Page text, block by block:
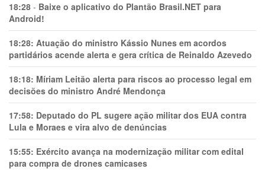
18:28 - Baixe o aplicativo do Plantão Brasil.NET para
Android!
18:28: Atuação do ministro Kássio Nunes em acordos
partidários acende alerta e gera crítica de Reinaldo Azevedo
18:18: Míriam Leitão alerta para riscos ao processo legal em
decisões do ministro André Mendonça
17:58: Deputado do PL sugere ação militar dos EUA contra
Lula e Moraes e vira alvo de denúncias
15:55: Exército avança na modernização militar com edital
para compra de drones camicases